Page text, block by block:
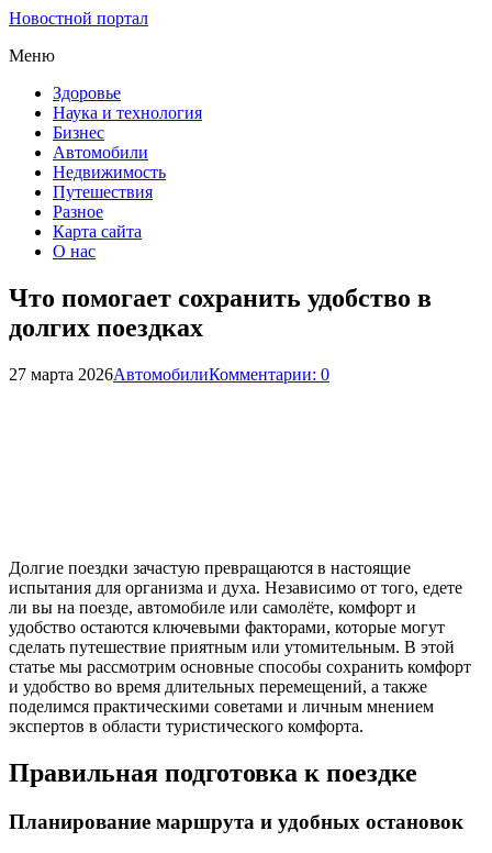
Новостной портал
Меню
Здоровье
Наука и технология
Бизнес
Автомобили
Недвижимость
Путешествия
Разное
Карта сайта
О нас
Что помогает сохранить удобство в
долгих поездках
27 марта 2026АвтомобилиКомментарии: 0
Долгие поездки зачастую превращаются в настоящие
испытания для организма и духа. Независимо от того, едете
ли вы на поезде, автомобиле или самолёте, комфорт и
удобство остаются ключевыми факторами, которые могут
сделать путешествие приятным или утомительным. В этой
статье мы рассмотрим основные способы сохранить комфорт
и удобство во время длительных перемещений, а также
поделимся практическими советами и личным мнением
экспертов в области туристического комфорта.
Правильная подготовка к поездке
Планирование маршрута и удобных остановок